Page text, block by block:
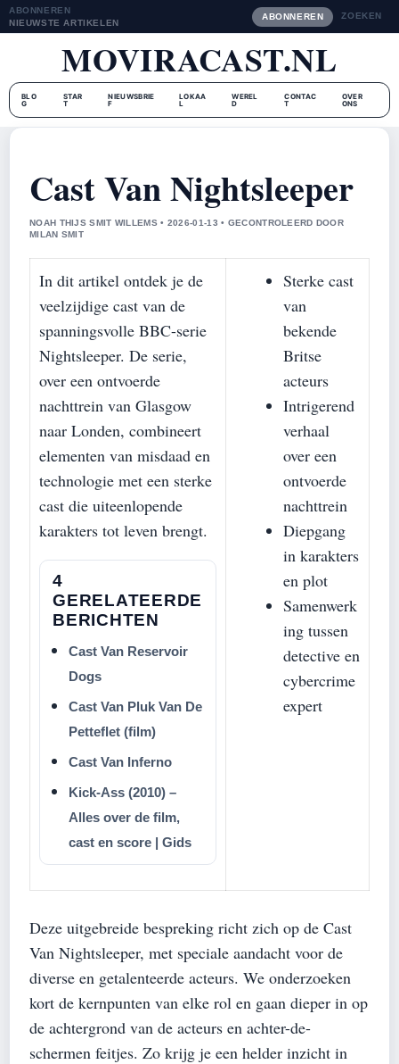
ABONNEREN
NIEUWSTE ARTIKELEN
ABONNEREN ZOEKEN
MOVIRACAST.NL
BLO
G
STAR
T
NIEUWSBRIE
F
LOKAA
L
WEREL
D
CONTAC
T
OVER
ONS
Cast Van Nightsleeper
NOAH THIJS SMIT WILLEMS • 2026-01-13 • GECONTROLEERD DOOR
MILAN SMIT
In dit artikel ontdek je de
veelzijdige cast van de
spanningsvolle BBC-serie
Nightsleeper. De serie,
over een ontvoerde
nachttrein van Glasgow
naar Londen, combineert
elementen van misdaad en
technologie met een sterke
cast die uiteenlopende
karakters tot leven brengt.
4
GERELATEERDE
BERICHTEN
Cast Van Reservoir
Dogs
Cast Van Pluk Van De
Petteflet (film)
Cast Van Inferno
Kick-Ass (2010) –
Alles over de film,
cast en score | Gids
Sterke cast
van
bekende
Britse
acteurs
Intrigerend
verhaal
over een
ontvoerde
nachttrein
Diepgang
in karakters
en plot
Samenwerk
ing tussen
detective en
cybercrime
expert
Deze uitgebreide bespreking richt zich op de Cast
Van Nightsleeper, met speciale aandacht voor de
diverse en getalenteerde acteurs. We onderzoeken
kort de kernpunten van elke rol en gaan dieper in op
de achtergrond van de acteurs en achter-de-
schermen feitjes. Zo krijg je een helder inzicht in